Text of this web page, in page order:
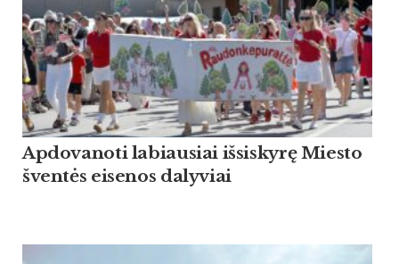
Apdovanoti labiausiai išsiskyrę Miesto
šventės eisenos dalyviai